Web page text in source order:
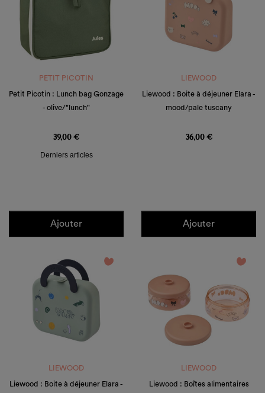
PETIT PICOTIN
Petit Picotin : Lunch bag Gonzage
- olive/"lunch"
39,00 €
Derniers articles
Ajouter
LIEWOOD
Liewood : Boite à déjeuner Elara -
mood/pale tuscany
36,00 €
Ajouter
favorite_border
LIEWOOD
Liewood : Boite à déjeuner Elara -
favorite_border
LIEWOOD
Liewood : Boîtes alimentaires